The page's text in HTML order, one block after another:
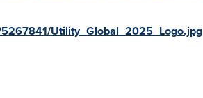
Utility_Global_2025_Logo.jpg